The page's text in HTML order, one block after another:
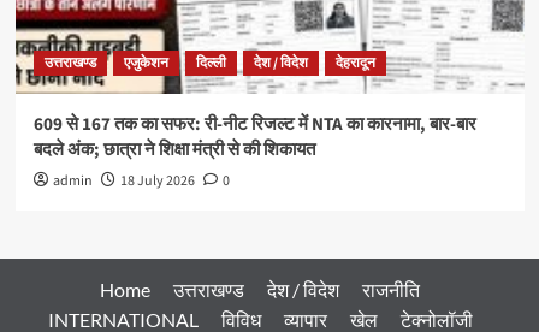
उत्तराखण्ड एजुकेशन दिल्ली देश / विदेश देहरादून
609 से 167 तक का सफर: री-नीट रिजल्ट में NTA का कारनामा, बार-बार
बदले अंक; छात्रा ने शिक्षा मंत्री से की शिकायत
admin 18 July 2026 0
Home उत्तराखण्ड देश / विदेश
राजनीति
INTERNATIONAL
विविध व्यापार खेल
टेक्नोलॉजी